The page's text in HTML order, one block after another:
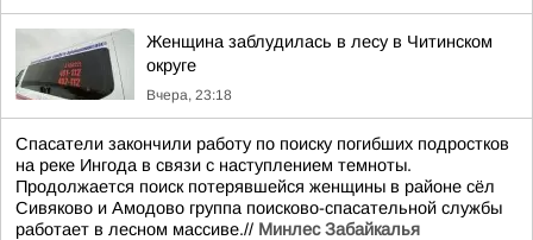
Женщина заблудилась в лесу в Читинском
округе
Вчера, 23:18
Спасатели закончили работу по поиску погибших подростков
на реке Ингода в связи с наступлением темноты.
Продолжается поиск потерявшейся женщины в районе сёл
Сивяково и Амодово группа поисково-спасательной службы
работает в лесном массиве.// Минлес Забайкалья